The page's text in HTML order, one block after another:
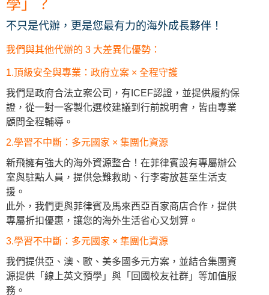
學」？
不只是代辦，更是您最有力的海外成長夥伴！
我們與其他代辦的 3 大差異化優勢：
1.頂級安全與專業：政府立案 × 全程守護
我們是政府合法立案公司，有ICEF認證，並提供履約保
證，從一對一客製化選校建議到行前說明會，皆由專業
顧問全程輔導。
2.學習不中斷：多元國家 × 集團化資源
新飛擁有強大的海外資源整合！在菲律賓設有專屬辦公
室與駐點人員，提供急難救助、行李寄放甚至生活支
援。
此外，我們更與菲律賓及馬來西亞百家商店合作，提供
專屬折扣優惠，讓您的海外生活省心又划算。
3.學習不中斷：多元國家 × 集團化資源
我們提供亞、澳、歐、美多國多元方案，並結合集團資
源提供「線上英文預學」與「回國校友社群」等加值服
務。